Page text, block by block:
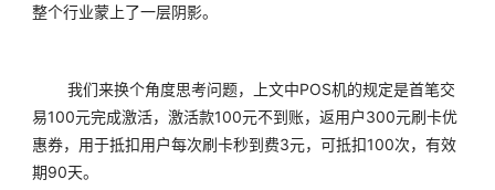
整个行业蒙上了一层阴影。
易100元完成激活，激活款100元不到账，返用户300元刷卡优
惠券，用于抵扣用户每次刷卡秒到费3元，可抵扣100次，有效
期90天。